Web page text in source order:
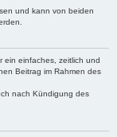
und kann von beiden
ein einfaches, zeitlich und
Beitrag im Rahmen des
nach Kündigung des